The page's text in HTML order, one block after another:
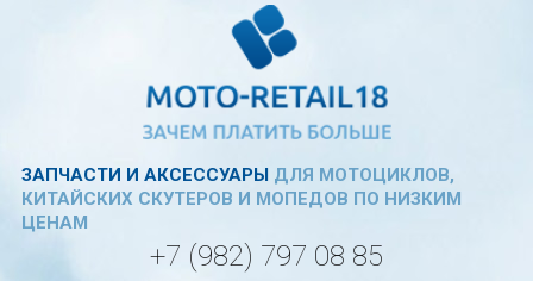
ЗАПЧАСТИ И АКСЕССУАРЫДЛЯ МОТОЦИКЛОВ,
КИТАЙСКИХ СКУТЕРОВ И МОПЕДОВ ПО НИЗКИМ
ЦЕНАМ
+7 (982) 797 08 85